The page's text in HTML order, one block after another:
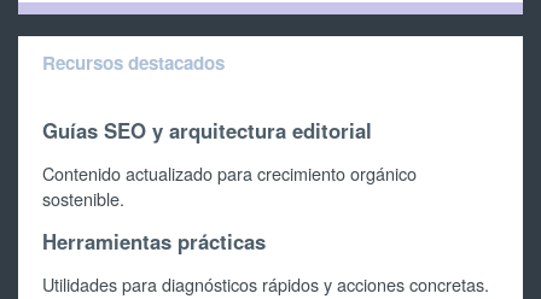
Recursos destacados
Guías SEO y arquitectura editorial
Contenido actualizado para crecimiento orgánico
sostenible.
Herramientas prácticas
Utilidades para diagnósticos rápidos y acciones concretas.